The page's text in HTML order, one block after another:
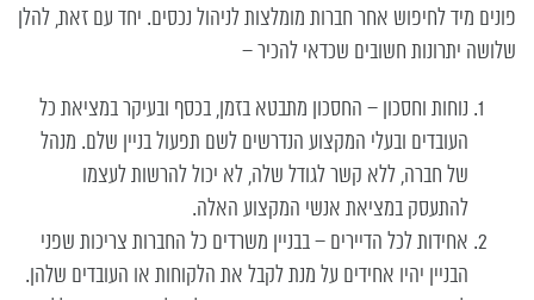
פונים מיד לחיפוש אחר חברות מומלצות לניהול נכסים. יחד עם זאת, להלן
שלושה יתרונות חשובים שכדאי להכיר –
נוחות וחסכון – החסכון מתבטא בזמן, בכסף ובעיקר במציאת כל
העובדים ובעלי המקצוע הנדרשים לשם תפעול בניין שלם. מנהל
של חברה, ללא קשר לגודל שלה, לא יכול להרשות לעצמו
להתעסק במציאת אנשי המקצוע האלה.
אחידות לכל הדיירים – בבניין משרדים כל החברות צריכות שפני
הבניין יהיו אחידים על מנת לקבל את הלקוחות או העובדים שלהן.